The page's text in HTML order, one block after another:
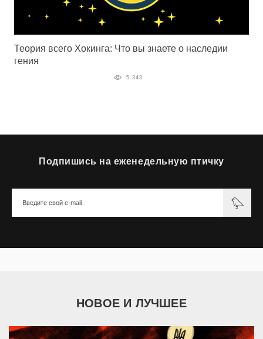
Теория всего Хокинга: Что вы знаете о наследии
гения
5 343
Подпишись на еженедельную птичку
НОВОЕ И ЛУЧШЕЕ